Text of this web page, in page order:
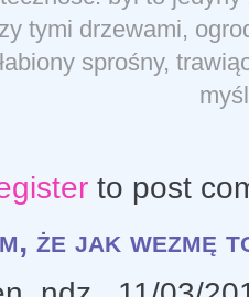
tymi drzewami,
sprośny,
to post
że jak wezmę